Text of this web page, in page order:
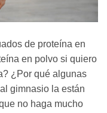
de proteína en
en polvo si quiero
¿Por qué algunas
gimnasio la están
no haga mucho